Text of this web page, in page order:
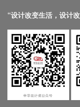
“设计改变生活，设计